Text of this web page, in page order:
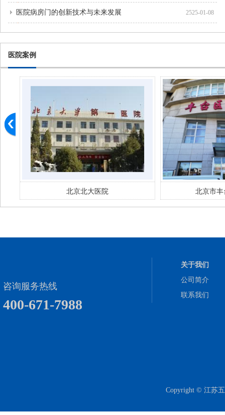
医院病房门的创新技术与未来发展 2525-01-08
医院案例
北京市丰台妇幼 医院 北京
咨询服务热线
400-671-7988
关于我们
公司简介
联系我们
Copyright © 江苏